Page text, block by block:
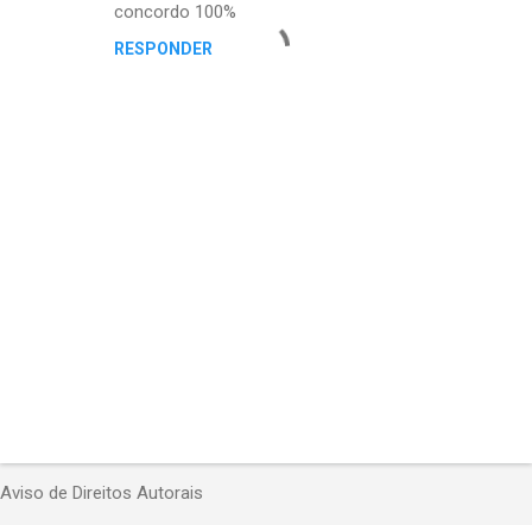
concordo 100%
RESPONDER
s
Aviso de Direitos Autorais